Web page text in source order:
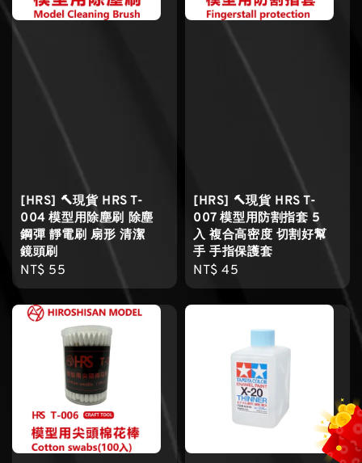
[HRS] 🔨現貨 HRS T-
004 模型用除塵刷 除塵
鋼彈 靜電刷 扇形 清潔
鏡頭刷
Regular
price
NT$ 55
[HRS] 🔨現貨 HRS T-
007 模型用防割指套 5
入 複合高密度 切割好幫
手 手指保護套
Regular
price
NT$ 45